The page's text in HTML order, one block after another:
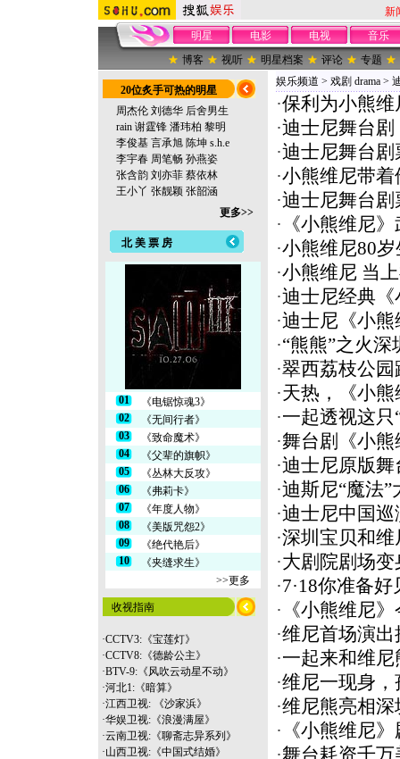
新
明星
电影 电视
音乐
博客
视听 明星档案 评论 专题
20位炙手可热的明星
周杰伦 刘德华 后舍男生
rain 谢霆锋 潘玮柏 黎明
李俊基 言承旭 陈坤 s.h.e
李宇春 周笔畅 孙燕姿
张含韵 刘亦菲 蔡依林
王小丫 张靓颖 张韶涵
更多>>
北 美 票 房
01
《电锯惊魂3》
02
《无间行者》
03
《致命魔术》
04
《父辈的旗帜》
05
《丛林大反攻》
06
《弗莉卡》
07
《年度人物》
08
《美版咒怨2》
09
《绝代艳后》
10
《夹缝求生》
>>更多
收视指南
·CCTV3:《宝莲灯》
·CCTV8:《德龄公主》
·BTV-9:《风吹云动星不动》
·河北1:《暗算》
·江西卫视: 《沙家浜》
·华娱卫视:《浪漫满屋》
·云南卫视:《聊斋志异系列》
·山西卫视:《中国式结婚》
娱乐频道 > 戏剧 drama >
·保利为小熊维
·迪士尼舞台
·迪士尼舞台
·小熊维尼带
·迪士尼舞台
· 《小熊维尼
·小熊维尼80
·小熊维尼 当
·迪士尼经典
·迪士尼《小
·“熊熊”之火深
·翠西荔枝公园
·天热，《小
·一起透视这只
·舞台剧《小
·迪士尼原版
·迪斯尼“魔法
·迪士尼中国巡
·深圳宝贝和维
·大剧院剧场
·7·18你准备
· 《小熊维尼
·维尼首场演
·一起来和维
·维尼一现身
·维尼熊亮相深
· 《小熊维尼
·舞台耗资千